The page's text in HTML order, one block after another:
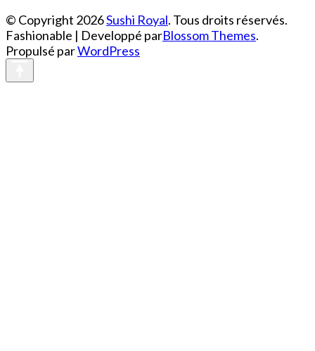
© Copyright 2026Sushi Royal. Tous droits réservés.
Fashionable | Developpé parBlossom Themes.
Propulsé parWordPress